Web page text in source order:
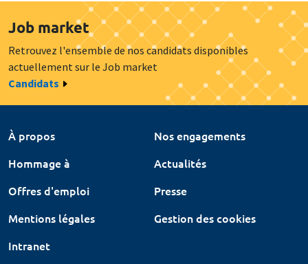
Job market
Retrouvez l'ensemble de nos candidats disponibles
actuellement sur le Job market
Candidats
À propos
Nos engagements
Hommage à
Actualités
Offres d'emploi
Presse
Mentions légales
Gestion des cookies
Intranet